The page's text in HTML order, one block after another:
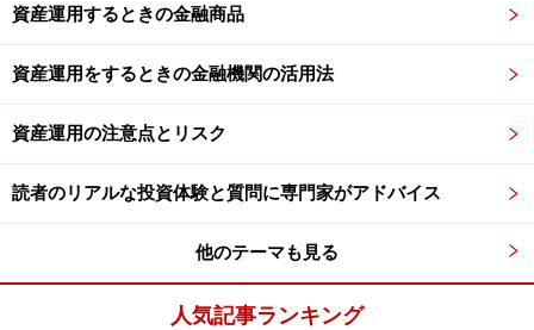
資産運用するときの金融商品
資産運用をするときの金融機関の活用法
資産運用の注意点とリスク
読者のリアルな投資体験と質問に専門家がアドバイス
他のテーマも見る
人気記事ランキング